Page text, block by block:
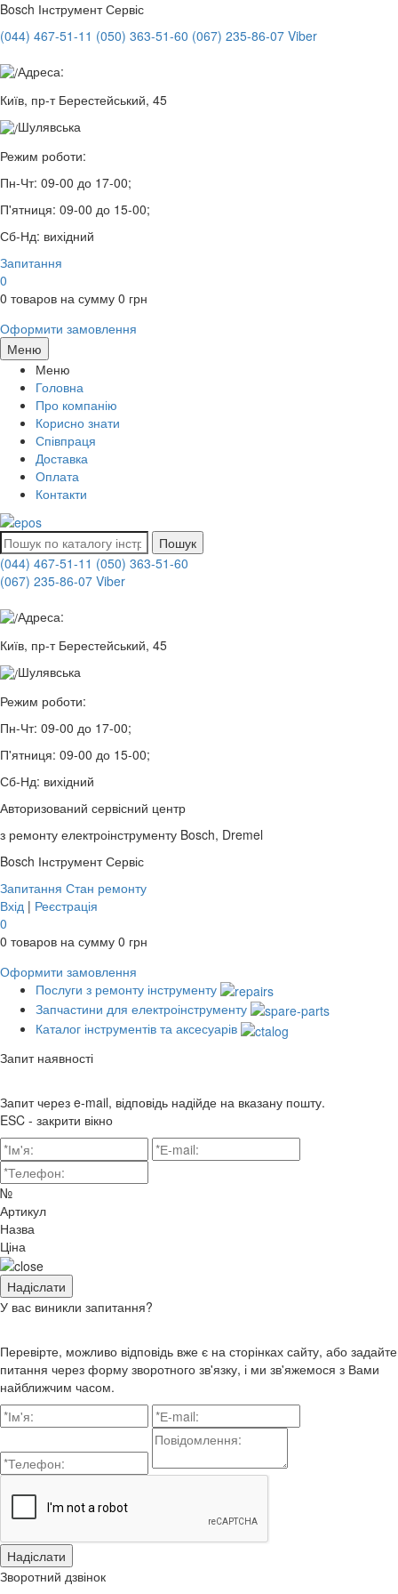
Bosch Інструмент Сервіс
(044) 467-51-11 (050) 363-51-60 (067) 235-86-07 Viber
Адреса:
Київ, пр-т Берестейський, 45
Шулявська
Режим роботи:
Пн-Чт: 09-00 до 17-00;
П'ятниця: 09-00 до 15-00;
Сб-Нд: вихідний
Запитання
0
0 товаров на сумму 0 грн
Оформити замовлення
Меню
Меню
Головна
Про компанію
Корисно знати
Співпраця
Доставка
Оплата
Контакти
Пошук
(044) 467-51-11 (050) 363-51-60
(067) 235-86-07 Viber
Адреса:
Київ, пр-т Берестейський, 45
Шулявська
Режим роботи:
Пн-Чт: 09-00 до 17-00;
П'ятниця: 09-00 до 15-00;
Сб-Нд: вихідний
Авторизований сервісний центр
з ремонту електроінструменту Bosch, Dremel
Bosch Інструмент Сервіс
Запитання Стан ремонту
Вхід | Реєстрація
0
0 товаров на сумму 0 грн
Оформити замовлення
Послуги з ремонту інструменту
Запчастини для електроінструменту
Каталог інструментів та аксесуарів
Запит наявності
Запит через e-mail, відповідь надійде на вказану пошту.
ESC - закрити вікно
№
Артикул
Назва
Ціна
У вас виникли запитання?
Перевірте, можливо відповідь вже є на сторінках сайту, або задайте
питання через форму зворотного зв'язку, і ми зв'яжемося з Вами
найближчим часом.
Зворотний дзвінок